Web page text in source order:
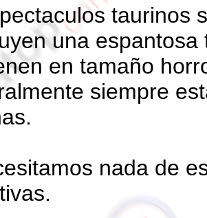
taurinos
una
en tamaño
siempre
nada de